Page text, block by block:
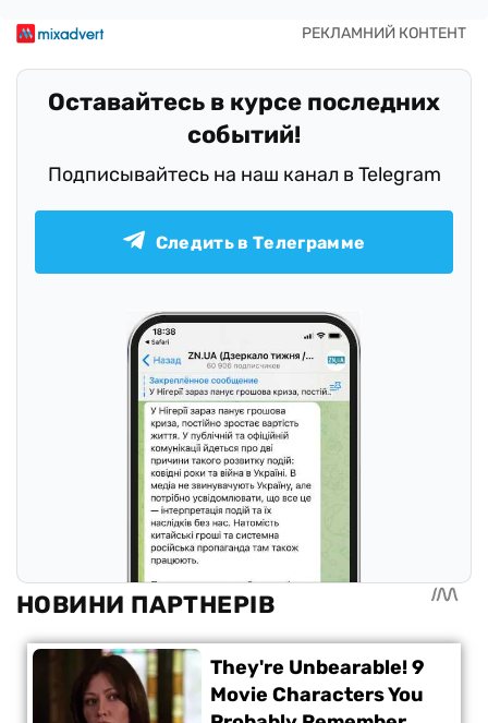
Оставайтесь в курсе последних
событий!
Подписывайтесь на наш канал в Telegram
Следить в Телеграмме